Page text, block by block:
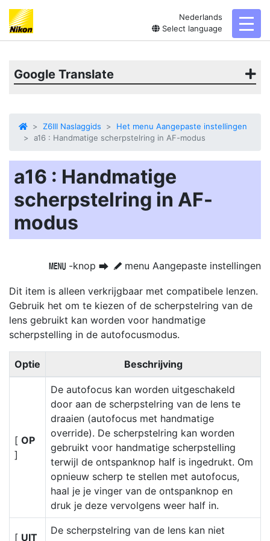
Nederlands
Select language
Google Translate
Z6III Naslaggids
Het menu Aangepaste instellingen
a16 : Handmatige scherpstelring in AF-modus
a16 : Handmatige
scherpstelring in AF-
modus
G -knop U A menu Aangepaste instellingen
Dit item is alleen verkrijgbaar met compatibele lenzen.
Gebruik het om te kiezen of de scherpstelring van de
lens gebruikt kan worden voor handmatige
scherpstelling in de autofocusmodus.
Optie Beschrijving
[ OP
]
De autofocus kan worden uitgeschakeld
door aan de scherpstelring van de lens te
draaien (autofocus met handmatige
override). De scherpstelring kan worden
gebruikt voor handmatige scherpstelling
terwijl de ontspanknop half is ingedrukt. Om
opnieuw scherp te stellen met autofocus,
haal je je vinger van de ontspanknop en
druk je deze vervolgens weer half in.
[ UIT
De scherpstelring van de lens kan niet